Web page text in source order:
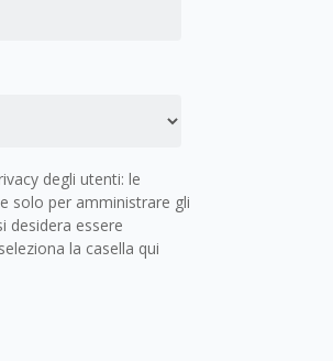
degli utenti: le
solo per amministrare gli
desidera essere
la casella qui